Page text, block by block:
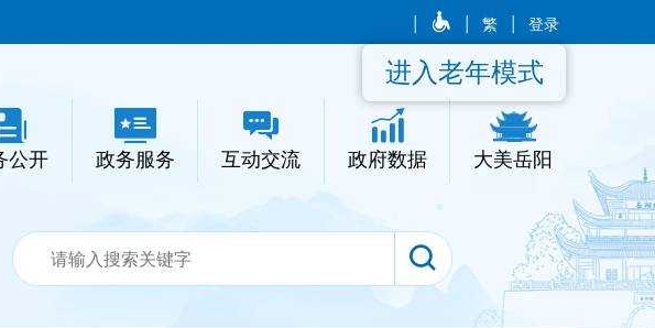
繁 登录
公开 政务服务 互动交流 政府数据 大美岳阳
进入老年模式